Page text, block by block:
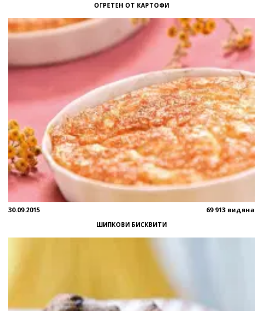
ОГРЕТЕН ОТ КАРТОФИ
30.09.2015 69 913 видяна
ШИПКОВИ БИСКВИТИ